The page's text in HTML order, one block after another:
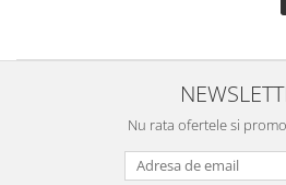
Nu rata ofertele si